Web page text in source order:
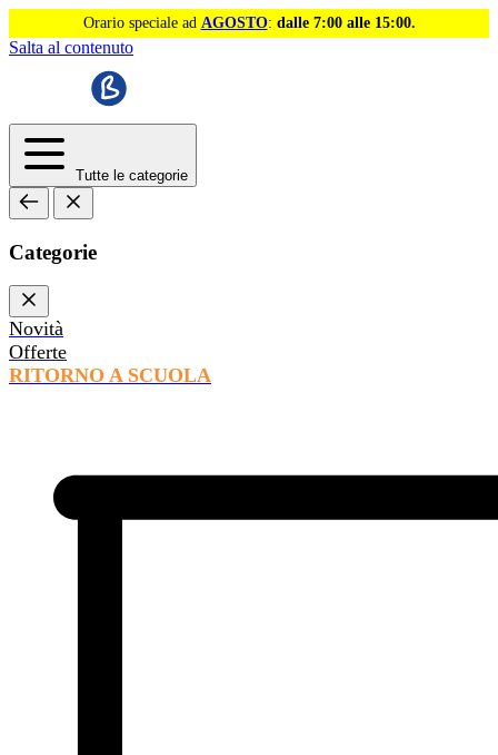
Orario speciale ad AGOSTO: dalle 7:00 alle 15:00.
Salta al contenuto
Tutte le categorie
Categorie
Novità
Offerte
RITORNO A SCUOLA